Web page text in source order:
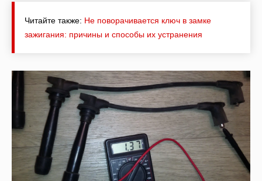
Читайте также: Не поворачивается ключ в замке
зажигания: причины и способы их устранения